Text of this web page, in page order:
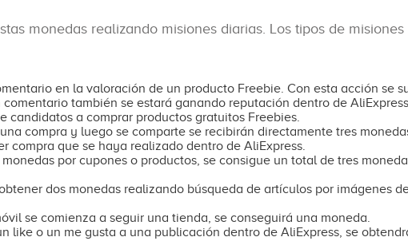
monedas realizando misiones diarias. Los tipos de
en la valoración de un producto Freebie. Con esta acción se
también se estará ganando reputación dentro de
candidatos a comprar productos gratuitos Freebies.
una compra y luego se comparte se recibirán directamente tres
compra que se haya realizado dentro de AliExpress.
monedas por cupones o productos, se consigue un total de tres
obtener dos monedas realizando búsqueda de artículos por imágenes
se comienza a seguir una tienda, se conseguirá una moneda.
like o un me gusta a una publicación dentro de AliExpress, se